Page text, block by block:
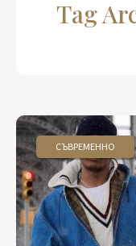
Tag
СЪВРЕМЕННО